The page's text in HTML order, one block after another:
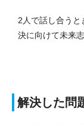
2人で話し合うと
決に向けて未来
解決した問